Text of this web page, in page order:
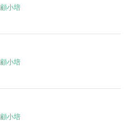
顧小培
顧小培
顧小培